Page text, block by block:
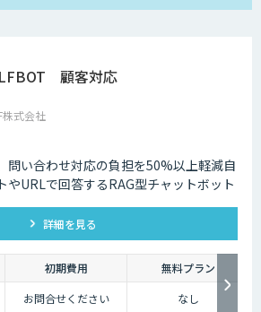
顧客対応
株式会社
問い合わせ対応の負担を50%以上軽減自
やURLで回答するRAG型チャットボット
詳細を見る
初期費用
無料プラン
お問合せください なし